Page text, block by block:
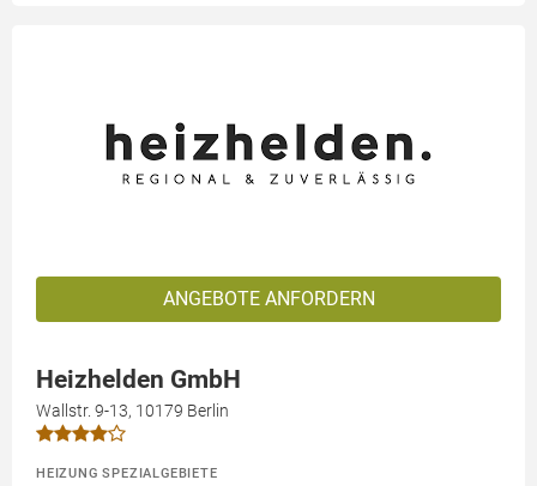
ANGEBOTE ANFORDERN
Heizhelden GmbH
Wallstr. 9-13, 10179 Berlin
HEIZUNG SPEZIALGEBIETE